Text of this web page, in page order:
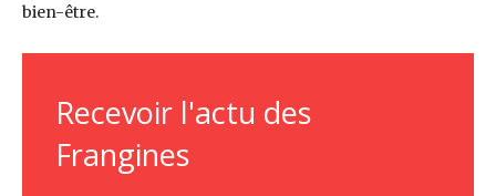
bien-être.
Recevoir l'actu des
Frangines